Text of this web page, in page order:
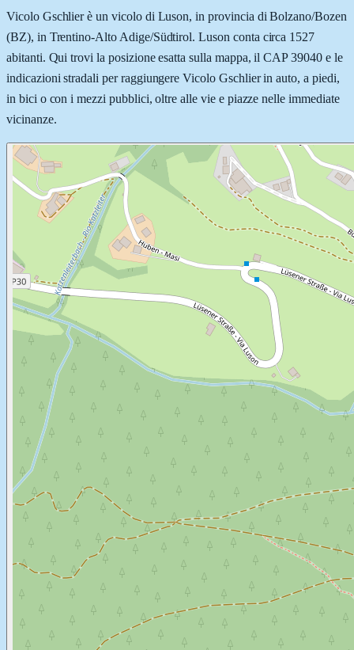
Vicolo Gschlier è un vicolo di Luson, in provincia di Bolzano/Bozen
(BZ), in Trentino-Alto Adige/Südtirol. Luson conta circa 1527
abitanti. Qui trovi la posizione esatta sulla mappa, il CAP 39040 e le
indicazioni stradali per raggiungere Vicolo Gschlier in auto, a piedi,
in bici o con i mezzi pubblici, oltre alle vie e piazze nelle immediate
vicinanze.